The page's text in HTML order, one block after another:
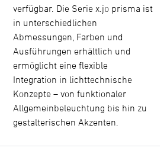
verfügbar. Die Serie x.jo prisma ist
in unterschiedlichen
Abmessungen, Farben und
Ausführungen erhältlich und
ermöglicht eine flexible
Integration in lichttechnische
Konzepte – von funktionaler
Allgemeinbeleuchtung bis hin zu
gestalterischen Akzenten.